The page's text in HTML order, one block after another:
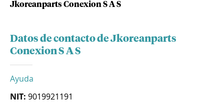
Jkoreanparts Conexion S A S
Datos de contacto de Jkoreanparts
Conexion S A S
Ayuda
NIT: 9019921191